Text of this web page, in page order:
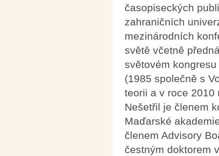
časopiseckých
zahraničních
mezinárodních
světě včetně
světovém
(1985 společně s
teorii a v roce 2010
Nešetřil je členem
Maďarské
členem Advisory
čestným doktorem